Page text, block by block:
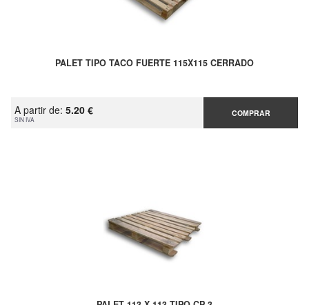
PALET TIPO TACO FUERTE 115X115 CERRADO
A partir de: 5.20 €
SIN IVA
COMPRAR